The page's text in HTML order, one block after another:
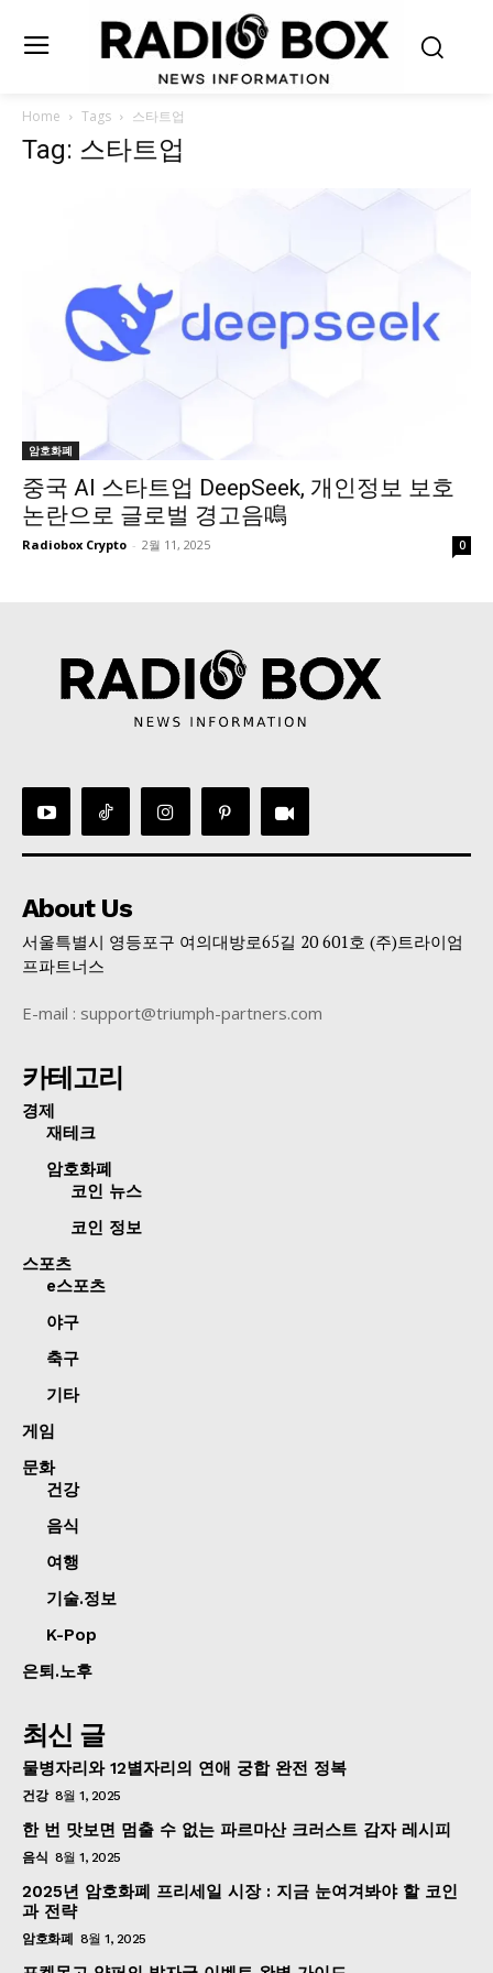
Home Tags 스타트업
Tag: 스타트업
암호화폐
중국 AI 스타트업 DeepSeek, 개인정보 보호
논란으로 글로벌 경고음鳴
Radiobox Crypto - 2월 11, 2025 0
About Us
서울특별시 영등포구 여의대방로65길 20 601호 (주)트라이엄
프파트너스
E-mail : support@triumph-partners.com
카테고리
경제
재테크
암호화폐
코인 뉴스
코인 정보
스포츠
e스포츠
야구
축구
기타
게임
문화
건강
음식
여행
기술.정보
K-Pop
은퇴.노후
최신 글
물병자리와 12별자리의 연애 궁합 완전 정복
건강 8월 1, 2025
한 번 맛보면 멈출 수 없는 파르마산 크러스트 감자 레시피
음식 8월 1, 2025
2025년 암호화폐 프리세일 시장 : 지금 눈여겨봐야 할 코인
과 전략
암호화폐 8월 1, 2025